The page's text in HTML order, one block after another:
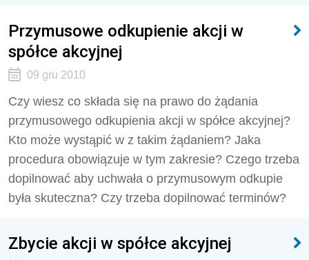
Przymusowe odkupienie akcji w
spółce akcyjnej
09 gru 2010
Czy wiesz co składa się na prawo do żądania
przymusowego odkupienia akcji w spółce akcyjnej?
Kto może wystąpić w z takim żądaniem? Jaka
procedura obowiązuje w tym zakresie? Czego trzeba
dopilnować aby uchwała o przymusowym odkupie
była skuteczna? Czy trzeba dopilnować terminów?
Zbycie akcji w spółce akcyjnej